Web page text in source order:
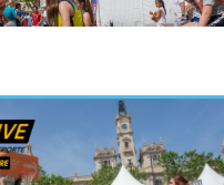
semana europea